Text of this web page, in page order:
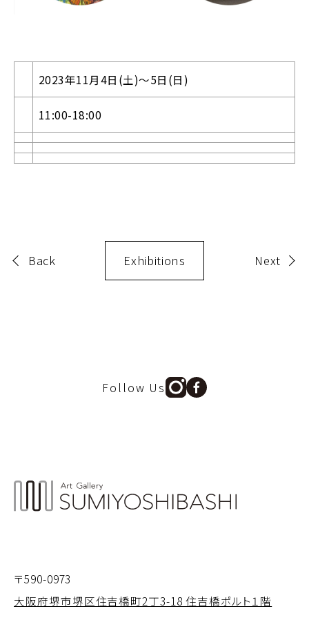
2023年11月4日(土)〜5日(日)
11:00-18:00
Back Exhibitions Next
Follow Us
〒590-0973
大阪府堺市堺区住吉橋町2丁3-18 住吉橋ポルト１階